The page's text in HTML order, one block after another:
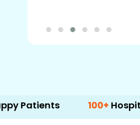
100+ Hospitals &